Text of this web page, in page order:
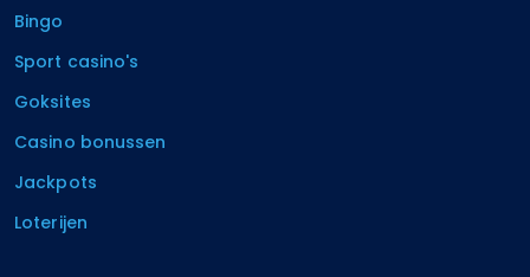
Bingo
Sport casino's
Goksites
Casino bonussen
Jackpots
Loterijen